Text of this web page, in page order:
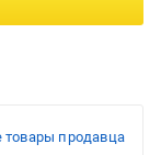
товары продавца